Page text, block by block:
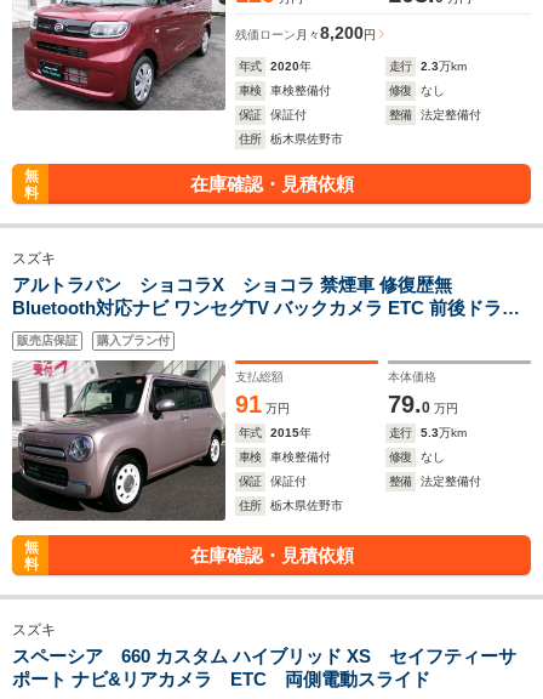
残価ローン 月々8,200円
年式 2020年 走行 2.3万km
車検
車検整備付 修復
なし
保証
保証付 整備
法定整備付
住所
栃木県佐野市
無
料
在庫確認・見積依頼
スズキ
アルトラパン ショコラX ショコラ 禁煙車 修復歴無
Bluetooth対応ナビ ワンセグTV バックカメラ ETC 前後ドライ
ブレコーダー オートエアコン スマートキー 純正アルミ HIDヘ
ットライト ショコラレザーシート
販売店保証 購入プラン付
支払総額
91 万円
本体価格
79.0 万円
年式
2015年 走行 5.3万km
車検
車検整備付 修復
なし
保証
保証付 整備
法定整備付
住所
栃木県佐野市
無
料
在庫確認・見積依頼
スズキ
スペーシア 660 カスタム ハイブリッド XS セイフティーサ
ポート ナビ&リアカメラ ETC 両側電動スライド